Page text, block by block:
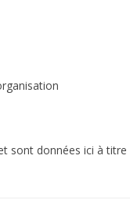
sont données ici à titre